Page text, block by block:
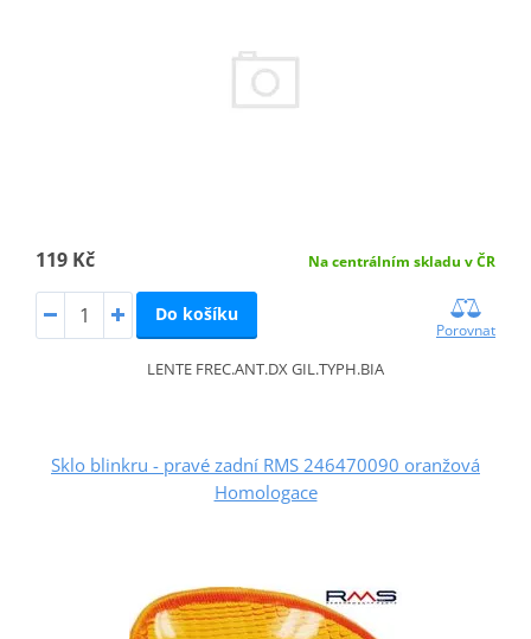
119 Kč Na centrálním skladu v ČR
Do košíku
Porovnat
LENTE FREC.ANT.DX GIL.TYPH.BIA
Sklo blinkru - pravé zadní RMS 246470090 oranžová
Homologace